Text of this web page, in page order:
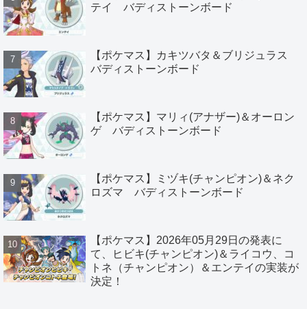
テイ バディストーンボード
【ポケマス】カキツバタ＆ブリジュラス
バディストーンボード
【ポケマス】マリィ(アナザー)＆オーロン
ゲ バディストーンボード
【ポケマス】ミヅキ(チャンピオン)＆ネク
ロズマ バディストーンボード
【ポケマス】2026年05月29日の発表に
て、ヒビキ(チャンピオン)＆ライコウ、コ
トネ（チャンピオン）＆エンテイの実装が
決定！